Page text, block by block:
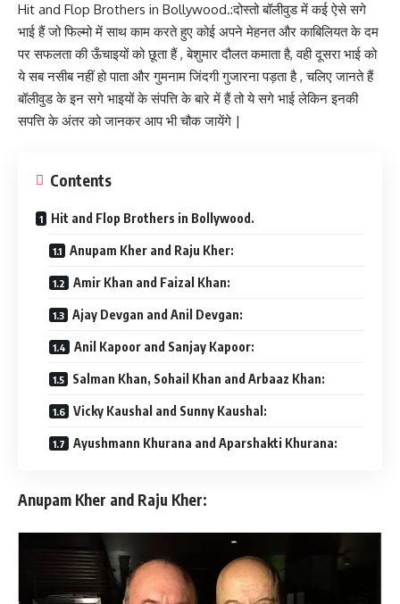
Hit and Flop Brothers in Bollywood.:दोस्तो बॉलीवुड में कई ऐसे सगे
भाई हैं जो फिल्मो में साथ काम करते हुए कोई अपने मेहनत और काबिलियत के दम
पर सफलता की ऊँचाइयों को छूता हैं , बेशुमार दौलत कमाता है, वही दूसरा भाई को
ये सब नसीब नहीं हो पाता और गुमनाम जिंदगी गुजारना पड़ता है , चलिए जानते हैं
बॉलीवुड के इन सगे भाइयों के संपत्ति के बारे में हैं तो ये सगे भाई लेकिन इनकी
सपत्ति के अंतर को जानकर आप भी चौक जायेंगे |
Contents
Hit and Flop Brothers in Bollywood.
Anupam Kher and Raju Kher:
Amir Khan and Faizal Khan:
Ajay Devgan and Anil Devgan:
Anil Kapoor and Sanjay Kapoor:
Salman Khan, Sohail Khan and Arbaaz Khan:
Vicky Kaushal and Sunny Kaushal:
Ayushmann Khurana and Aparshakti Khurana:
Anupam Kher and Raju Kher: